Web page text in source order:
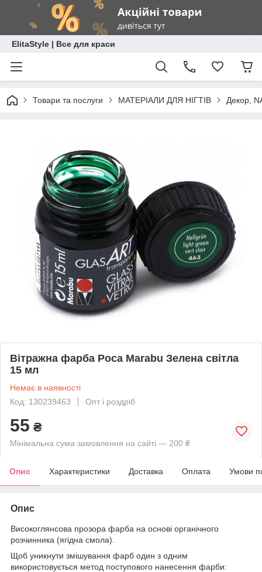
ElitaStyle | Все для краси
Товари та послуги МАТЕРІАЛИ ДЛЯ НІГТІВ Декор,
Вітражна фарба Роса Marabu Зелена світла
15 мл
Немає в наявності
Код: 130239463
Опт і роздріб
55 ₴
Мінімальна сума замовлення на сайті — 200 ₴
Опис Характеристики Доставка Оплата Умови
Опис
Високоглянсова прозора фарба на основі органічного
розчинника (ягідна смола).
Щоб уникнути змішування фарб один з одним
використовується метод поступового нанесення фарби: